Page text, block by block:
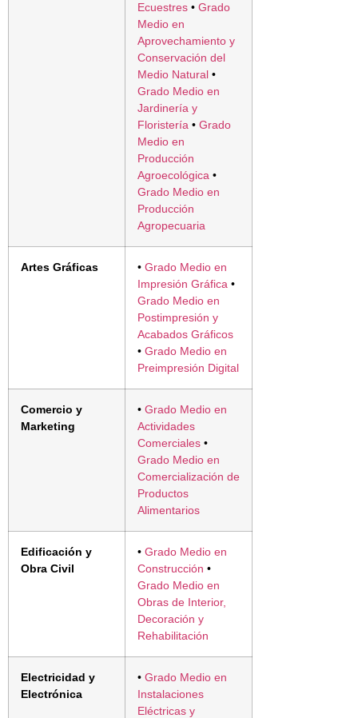
Ecuestres • Grado
Medio en
Aprovechamiento y
Conservación del
Medio Natural •
Grado Medio en
Jardinería y
Floristería • Grado
Medio en
Producción
Agroecológica •
Grado Medio en
Producción
Agropecuaria
Artes Gráficas • Grado Medio en
Impresión Gráfica •
Grado Medio en
Postimpresión y
Acabados Gráficos
• Grado Medio en
Preimpresión Digital
Comercio y
Marketing
• Grado Medio en
Actividades
Comerciales •
Grado Medio en
Comercialización de
Productos
Alimentarios
Edificación y
Obra Civil
• Grado Medio en
Construcción •
Grado Medio en
Obras de Interior,
Decoración y
Rehabilitación
Electricidad y
Electrónica
• Grado Medio en
Instalaciones
Eléctricas y